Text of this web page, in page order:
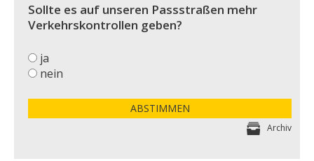
Sollte es auf unseren Passstraßen mehr
Verkehrskontrollen geben?
ja
nein
ABSTIMMEN
Archiv